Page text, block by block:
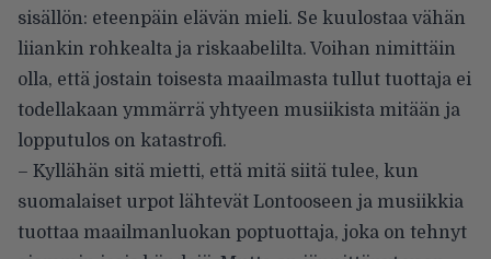
sisällön: eteenpäin elävän mieli. Se kuulostaa vähän
liiankin rohkealta ja riskaabelilta. Voihan nimittäin
olla, että jostain toisesta maailmasta tullut tuottaja ei
todellakaan ymmärrä yhtyeen musiikista mitään ja
lopputulos on katastrofi.
– Kyllähän sitä mietti, että mitä siitä tulee, kun
suomalaiset urpot lähtevät Lontooseen ja musiikkia
tuottaa maailmanluokan poptuottaja, joka on tehnyt